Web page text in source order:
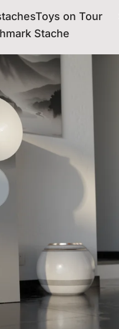
on Tour
Stache